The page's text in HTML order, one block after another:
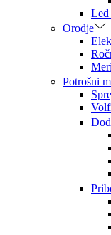
Led
Orodje
Potrošni